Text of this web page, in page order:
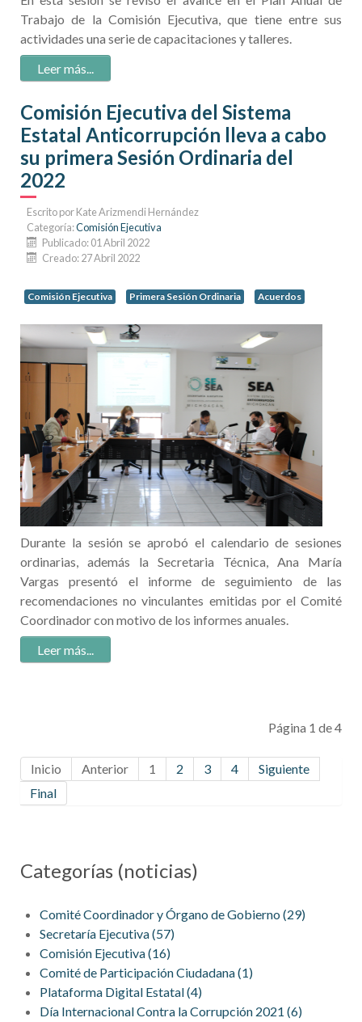
Trabajo de la Comisión Ejecutiva, que tiene entre sus
actividades una serie de capacitaciones y talleres.
Leer más:
Comisión
Ejecutiva da
seguimiento
a...
Comisión Ejecutiva del Sistema
Estatal Anticorrupción lleva a cabo
su primera Sesión Ordinaria del
2022
Escrito porKate Arizmendi Hernández
Categoría:Comisión Ejecutiva
Publicado: 01 Abril 2022
Creado: 27 Abril 2022
Comisión Ejecutiva Primera Sesión Ordinaria Acuerdos
Durante la sesión se aprobó el calendario de sesiones
ordinarias, además la Secretaria Técnica, Ana María
Vargas presentó el informe de seguimiento de las
recomendaciones no vinculantes emitidas por el Comité
Coordinador con motivo de los informes anuales.
Leer más:
Página 1 de 4
Inicio Anterior 1 2 3 4
Siguiente
Final
Categorías (noticias)
Comité Coordinador y Órgano de Gobierno (29)
Secretaría Ejecutiva (57)
Comisión Ejecutiva (16)
Comité de Participación Ciudadana (1)
Plataforma Digital Estatal (4)
Día Internacional Contra la Corrupción 2021 (6)